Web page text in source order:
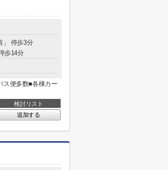
」 停歩3分
歩14分
ス便多数■各棟カー
検討リスト
追加する